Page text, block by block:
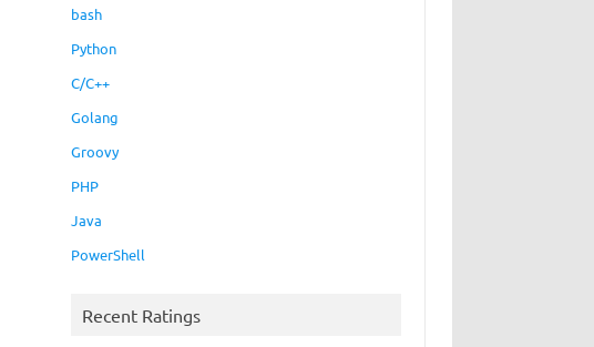
bash
Python
C/C++
Golang
Groovy
PHP
Java
PowerShell
Recent Ratings